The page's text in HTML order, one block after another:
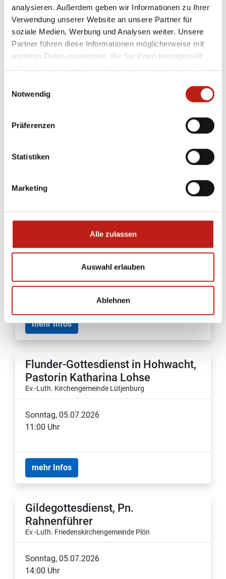
analysieren. Außerdem geben wir Informationen zu Ihrer
Verwendung unserer Website an unsere Partner für
soziale Medien, Werbung und Analysen weiter. Unsere
Partner führen diese Informationen möglicherweise mit
weiteren Daten zusammen, die Sie ihnen bereitgestellt
Notwendig
Präferenzen
Statistiken
Marketing
Alle zulassen
Auswahl erlauben
Ablehnen
mehr Infos
Gerhardt“ im Fokus, P. Pohlmann
Ev.-Luth. St. Martin-Kirchengemeinde Raisdorf
Sonntag, 05.07.2026
Gottesdienst in Kossau (Dorffest),
Pn. Rahnenführer
Sonntag, 05.07.2026
11:00 Uhr
mehr Infos
Flunder-Gottesdienst in Hohwacht,
Pastorin Katharina Lohse
Ev.-Luth. Kirchengemeinde Lütjenburg
Sonntag, 05.07.2026
11:00 Uhr
mehr Infos
Gildegottesdienst, Pn.
Rahnenführer
Ev.-Luth. Friedenskirchengemeinde Plön
Sonntag, 05.07.2026
14:00 Uhr